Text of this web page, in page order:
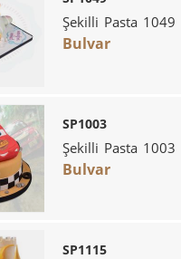
Şekilli Pasta 1049
Bulvar
SP1003
Şekilli Pasta 1003
Bulvar
SP1115